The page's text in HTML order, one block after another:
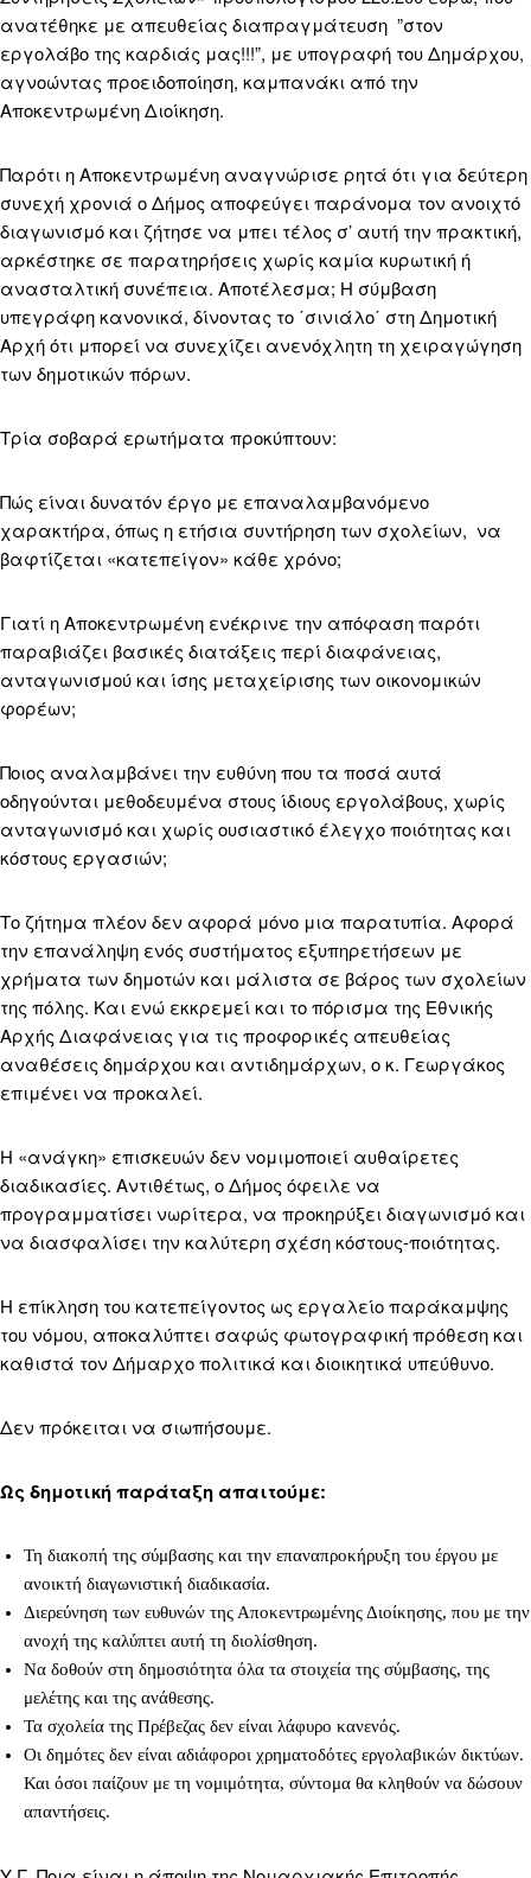
ανατέθηκε με απευθείας διαπραγμάτευση ”στον
εργολάβο της καρδιάς μας!!!”, με υπογραφή του Δημάρχου,
αγνοώντας προειδοποίηση, καμπανάκι από την
Αποκεντρωμένη Διοίκηση.
Παρότι η Αποκεντρωμένη αναγνώρισε ρητά ότι για δεύτερη
συνεχή χρονιά ο Δήμος αποφεύγει παράνομα τον ανοιχτό
διαγωνισμό και ζήτησε να μπει τέλος σ’ αυτή την πρακτική,
αρκέστηκε σε παρατηρήσεις χωρίς καμία κυρωτική ή
ανασταλτική συνέπεια. Αποτέλεσμα; Η σύμβαση
υπεγράφη κανονικά, δίνοντας το ΄σινιάλο΄ στη Δημοτική
Αρχή ότι μπορεί να συνεχίζει ανενόχλητη τη χειραγώγηση
των δημοτικών πόρων.
Τρία σοβαρά ερωτήματα προκύπτουν:
Πώς είναι δυνατόν έργο με επαναλαμβανόμενο
χαρακτήρα, όπως η ετήσια συντήρηση των σχολείων, να
βαφτίζεται «κατεπείγον» κάθε χρόνο;
Γιατί η Αποκεντρωμένη ενέκρινε την απόφαση παρότι
παραβιάζει βασικές διατάξεις περί διαφάνειας,
ανταγωνισμού και ίσης μεταχείρισης των οικονομικών
φορέων;
Ποιος αναλαμβάνει την ευθύνη που τα ποσά αυτά
οδηγούνται μεθοδευμένα στους ίδιους εργολάβους, χωρίς
ανταγωνισμό και χωρίς ουσιαστικό έλεγχο ποιότητας και
κόστους εργασιών;
Το ζήτημα πλέον δεν αφορά μόνο μια παρατυπία. Αφορά
την επανάληψη ενός συστήματος εξυπηρετήσεων με
χρήματα των δημοτών και μάλιστα σε βάρος των σχολείων
της πόλης. Και ενώ εκκρεμεί και το πόρισμα της Εθνικής
Αρχής Διαφάνειας για τις προφορικές απευθείας
αναθέσεις δημάρχου και αντιδημάρχων, ο κ. Γεωργάκος
επιμένει να προκαλεί.
Η «ανάγκη» επισκευών δεν νομιμοποιεί αυθαίρετες
διαδικασίες. Αντιθέτως, ο Δήμος όφειλε να
προγραμματίσει νωρίτερα, να προκηρύξει διαγωνισμό και
να διασφαλίσει την καλύτερη σχέση κόστους-ποιότητας.
Η επίκληση του κατεπείγοντος ως εργαλείο παράκαμψης
του νόμου, αποκαλύπτει σαφώς φωτογραφική πρόθεση και
καθιστά τον Δήμαρχο πολιτικά και διοικητικά υπεύθυνο.
Δεν πρόκειται να σιωπήσουμε.
Ως δημοτική παράταξη απαιτούμε:
Τη διακοπή της σύμβασης και την επαναπροκήρυξη του έργου με
ανοικτή διαγωνιστική διαδικασία.
Διερεύνηση των ευθυνών της Αποκεντρωμένης Διοίκησης, που με την
ανοχή της καλύπτει αυτή τη διολίσθηση.
Να δοθούν στη δημοσιότητα όλα τα στοιχεία της σύμβασης, της
μελέτης και της ανάθεσης.
Τα σχολεία της Πρέβεζας δεν είναι λάφυρο κανενός.
Οι δημότες δεν είναι αδιάφοροι χρηματοδότες εργολαβικών δικτύων.
Και όσοι παίζουν με τη νομιμότητα, σύντομα θα κληθούν να δώσουν
απαντήσεις.